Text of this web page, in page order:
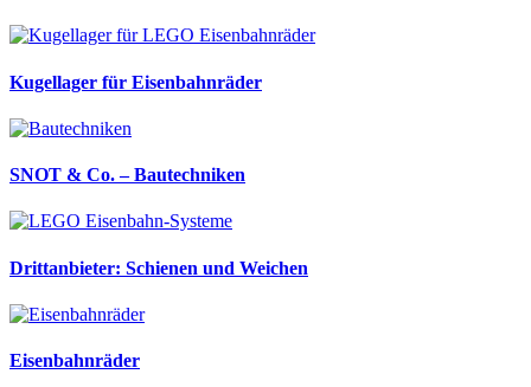
Kugellager für Eisenbahnräder
SNOT & Co. – Bautechniken
Drittanbieter: Schienen und Weichen
Eisenbahnräder